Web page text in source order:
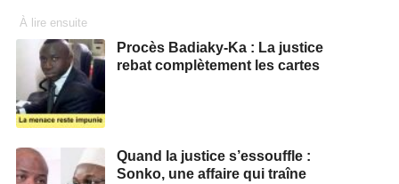
À lire ensuite
Procès Badiaky-Ka : La justice
rebat complètement les cartes
Quand la justice s’essouffle :
Sonko, une affaire qui traîne